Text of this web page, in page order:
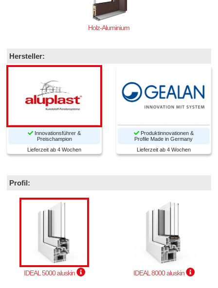
Holz-Aluminium
Hersteller:
Innovationsführer &
Preischampion
Lieferzeit ab 4 Wochen
Produktinnovationen &
Profile Made in Germany
Lieferzeit ab 4 Wochen
Profil:
IDEAL 5000 aluskin IDEAL 8000 aluskin